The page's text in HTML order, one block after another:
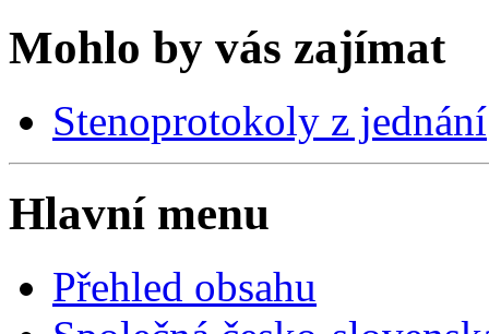
Mohlo by vás zajímat
Stenoprotokoly z jednání
Hlavní menu
Přehled obsahu